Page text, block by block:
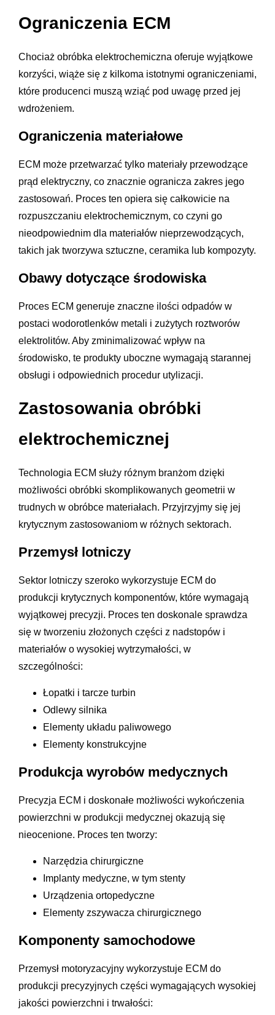
Ograniczenia ECM
Chociaż obróbka elektrochemiczna oferuje wyjątkowe
korzyści, wiąże się z kilkoma istotnymi ograniczeniami,
które producenci muszą wziąć pod uwagę przed jej
wdrożeniem.
Ograniczenia materiałowe
ECM może przetwarzać tylko materiały przewodzące
prąd elektryczny, co znacznie ogranicza zakres jego
zastosowań. Proces ten opiera się całkowicie na
rozpuszczaniu elektrochemicznym, co czyni go
nieodpowiednim dla materiałów nieprzewodzących,
takich jak tworzywa sztuczne, ceramika lub kompozyty.
Obawy dotyczące środowiska
Proces ECM generuje znaczne ilości odpadów w
postaci wodorotlenków metali i zużytych roztworów
elektrolitów. Aby zminimalizować wpływ na
środowisko, te produkty uboczne wymagają starannej
obsługi i odpowiednich procedur utylizacji.
Zastosowania obróbki
elektrochemicznej
Technologia ECM służy różnym branżom dzięki
możliwości obróbki skomplikowanych geometrii w
trudnych w obróbce materiałach. Przyjrzyjmy się jej
krytycznym zastosowaniom w różnych sektorach.
Przemysł lotniczy
Sektor lotniczy szeroko wykorzystuje ECM do
produkcji krytycznych komponentów, które wymagają
wyjątkowej precyzji. Proces ten doskonale sprawdza
się w tworzeniu złożonych części z nadstopów i
materiałów o wysokiej wytrzymałości, w
szczególności:
Łopatki i tarcze turbin
Odlewy silnika
Elementy układu paliwowego
Elementy konstrukcyjne
Produkcja wyrobów medycznych
Precyzja ECM i doskonałe możliwości wykończenia
powierzchni w produkcji medycznej okazują się
nieocenione. Proces ten tworzy:
Narzędzia chirurgiczne
Implanty medyczne, w tym stenty
Urządzenia ortopedyczne
Elementy zszywacza chirurgicznego
Komponenty samochodowe
Przemysł motoryzacyjny wykorzystuje ECM do
produkcji precyzyjnych części wymagających wysokiej
jakości powierzchni i trwałości: